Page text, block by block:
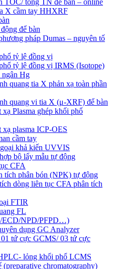
X cầm tay HHXRF
để bàn
pháp Dumas – nguyên tố
tỷ lệ đồng vị
tỷ lệ đồng vị IRMS (Isotope)
Hg
quang tia X phản xạ toàn phần
quang vi tia X (μ-XRF) để bàn
Plasma ghép khối phổ
plasma ICP-OES
cầm tay
khả kiến UVVIS
bộ lấy mẫu tự động
CFA
tích phân bón (NPK) tự động
dòng liên tục CFA phân tích
FTIR
FL
ECD/NPD/PFPD…)
dụng GC Analyzer
tứ cực GCMS/ 03 tứ cực
lỏng khối phổ LCMS
(preparative chromatography)